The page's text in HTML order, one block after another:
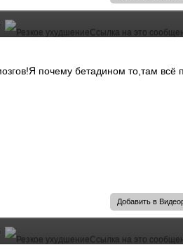
почему бетадином то,там всё
Добавить в